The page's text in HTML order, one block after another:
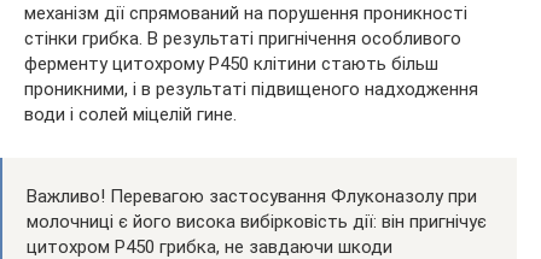
механізм дії спрямований на порушення проникності
стінки грибка. В результаті пригнічення особливого
ферменту цитохрому Р450 клітини стають більш
проникними, і в результаті підвищеного надходження
води і солей міцелій гине.
Важливо! Перевагою застосування Флуконазолу при
молочниці є його висока вибірковість дії: він пригнічує
цитохром Р450 грибка, не завдаючи шкоди